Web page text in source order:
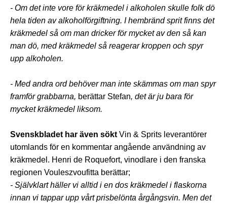
- Om det inte vore för kräkmedel i alkoholen skulle folk dö
hela tiden av alkoholförgiftning. I hembränd sprit finns det
kräkmedel så om man dricker för mycket av den så kan
man dö, med kräkmedel så reagerar kroppen och spyr
upp alkoholen.
- Med andra ord behöver man inte skämmas om man spyr
framför grabbarna, berättar Stefan, det är ju bara för
mycket kräkmedel liksom.
Svenskbladet har även sökt Vin & Sprits leverantörer
utomlands för en kommentar angående användning av
kräkmedel. Henri de Roquefort, vinodlare i den franska
regionen Vouleszvoufitta berättar;
- Självklart häller vi alltid i en dos kräkmedel i flaskorna
innan vi tappar upp vårt prisbelönta årgångsvin. Men det